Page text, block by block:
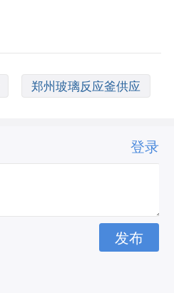
郑州玻璃反应釜供应
登录